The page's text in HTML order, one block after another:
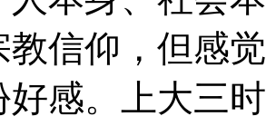
教信仰，但感
好感。上大三